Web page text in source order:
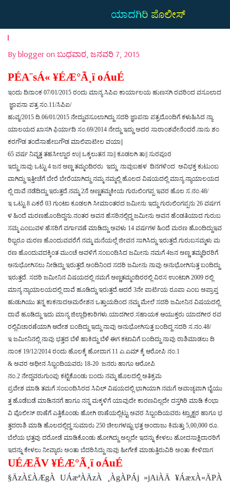
ಯಾದಗಿರಿ ಪೊಲೀಸ್
By blogger on ಬುಧವಾರ, ಜನವರಿ 7, 2015
PÉA¨sÁ« ¥ÉÆ°Ã¸ï oÁuÉ
ಇಂದು ದಿನಾಂಕ 07/01/2015 ರಂದು ಮಾನ್ಯ ಸಿಪಿಐ ಕಾರ್ಯಾಲಯ ಹುಣಸಗಿ ರವರಿಂದ ವಸೂಲಾದ
ಜ್ಞಾಪನಾ ಪತ್ರ ಸಂ .11/ಸಿಪಿಐ/
ಹುವೃ/2015 ದಿ .06/01/2015 ನೇದ್ದುವಸೂಲಾಗಿದ್ದು ಸದರಿ ಜ್ಞಾಪನಾ ಪತ್ರದೊಂದಿಗೆ ಕಳುಹಿಸಿದ ನ್ಯಾ
ಯಾಲಯದ ಖಾಸಗಿ ಫಿರ್ಯಾದಿ ಸಂ .69/2014 ನೇದ್ದು ಇದ್ದು ಅದರ ಸಾರಾಂಶವೇನೆಂದರೆ ನಾನು ಶಂ
ಕರಗೌಡ ತಂದೆಸಾಹೇಬಗೌಡ ಮಾಲಿಪಾಟೀಲ ವಯಾ||
65 ವರ್ಷ ನಿವೃತ್ತ ತಹಸೀಲ್ದಾರ ಉ|| ಒಕ್ಕಲುತನ ಸಾ|| ಕೂಡಲಗಿ ತಾ|| ಸುರಪೂರ
ಇದ್ದು ನಾವು ಒಟ್ಟು 4 ಜನ ಅಣ್ಣ ತಮ್ಮಂದಿರರು ಇದ್ದು ನಾವುಬಹಳ ದಿನಗಳಿಂದ ಅವಿಭಕ್ತ ಕುಟುಂಬ
ವಾಗಿದ್ದು ಇತ್ತೀಚೆಗೆ ಬೇರೆ ಬೇರೆಯಾಗಿದ್ದು ನಮ್ಮ ನಮ್ಮಲ್ಲಿ ಹೊಲದ ವಿಷಯದಲ್ಲಿ ಮಾನ್ಯ ನ್ಯಾಯಾಲಯದ
ಲ್ಲಿ ದಾವೆ ನಡೆದಿದ್ದು ಇರುತ್ತದೆ ನಮ್ಮ 2ನೆ ಅಣ್ಣತಮ್ಮಕೀಯ ಗುರುಲಿಂಗಪ್ಪ ಇವರ ಹೊಲ ಸ ನಂ .48/
ಇ ಒಟ್ಟು 8 ಎಕರೆ 03 ಗುಂಟಾ ಕೂಡಲಗಿ ಸೀಮಾಂತರದ ಜಮೀನು ಇದ್ದು ಗುರುಲಿಂಗಪ್ಪನು 26 ವರ್ಷಗ
ಳ ಹಿಂದೆ ಮರಣಹೊಂದಿದ್ದನು ನಂತರ ಅವನ ಹೆಸರಿನಲ್ಲಿದ್ದ ಜಮೀನು ಅವನ ಹೆಂಡತಿಯಾದ ಗುರುಬ
ಸಮ್ಮ ಎಂಬುವಳ ಹೆಸರಿಗೆ ವರ್ಗಾವಣೆ ಮಾಡಿದ್ದು ಅವಳು 14 ವರ್ಷಗಳ ಹಿಂದೆ ಮರಣ ಹೊಂದಿದ್ದುಇವ
ರಿಬ್ಬರೂ ಮರಣ ಹೊಂದುವವರೆಗೆ ನಮ್ಮ ಮನೆಯಲ್ಲೆ ಜೀವನ ಸಾಗಿಸಿದ್ದು ಇರುತ್ತದೆ ಗುರುಬಸಮ್ಮಳು ಮ
ರಣ ಹೊಂದುವದಕ್ಕಿಂತ ಮುಂಚೆ ಅವಳಿಗೆ ಸಂಬಂದಿಸಿದ ಜಮೀನು ನಮಗೆ 4ಜನ ಅಣ್ಣ ತಮ್ಮಧಿರರಿಗೆ
ಅನುಭೋಗಿಸಲು ನೀಡಿದ್ದು ಇರುತ್ತದೆ ಅಂದಿನಿಂದ ಸದರಿ ಜಮೀನು ನಾವು ಅನುಭೋಗಿಸುತ್ತ ಬಂದಿದ್ದು
ಇರುತ್ತದೆ ಸದರಿ ಜಮೀನಿನ ವಿಷಯದಲ್ಲಿ ನಮಗೆ ಅಣ್ಣತಮ್ಮಂದಿರರಲ್ಲಿ ವಿರಸ ಉಂಟಾಗಿ 2009 ರಲ್ಲಿ
ಮಾನ್ಯ ನ್ಯಾಯಾಲಯದಲ್ಲಿ ದಾವೆ ಹೂಡಿದ್ದು ಇರುತ್ತದೆ ಆದರೆ 3ನೇ ಪಾರ್ಟಿಯ ರೂಪಾ ಎಂಬ ಅಪ್ರಾಪ್ತ
ಹುಡುಗಿಯು ತನ್ನ ಕಾಕನಾದಅಮರೇಶನ ಒತ್ತಾಯದಿಂದ ನಮ್ಮ ಮೇಲೆ ಸದರಿ ಜಮೀನಿನ ವಿಷಯದಲ್ಲಿ
ದಾವೆ ಹೂಡಿದ್ದು ಇದು ಮಾನ್ಯ ಜಿಲ್ಲಾಧಿಕಾರಿಗಳು ಯಾದಗೀರ ಸಹಾಯಕ ಆಯುಕ್ತರು ಯಾದಗೀರ ರವ
ರಲ್ಲಿವಿಚಾರಣೆಯಾಗಿ ಆದೇಶ ಬಂದಿದ್ದು ಇದ್ದು ನಾವು ಅನುಭೋಗಿಸುತ್ತ ಬಂದಿದ್ದ ಸದರಿ ಸ ನಂ .48/
ಇ ಜಮೀನಿನಲ್ಲಿ ನಾವು ಭತ್ತದ ಬೆಳೆ ಹಾಕಿದ್ದು ಬೆಳೆ ಈಗ ಕಟಾವಿಗೆ ಬಂದಿದ್ದು ನಾವು ರಾಶಿಮಾಡಲು ದಿ
ನಾಂಕ 19/12/2014 ರಂದು ಹೊಲಕ್ಕೆ ಹೋದಾಗ 11 ಎ ಎಮ್ ಕ್ಕೆ ಆರೋಪಿ ನಂ .1
& ಅವರ ಅಧೀನ ಸಿಬ್ಬಂದಿಯವರು 18-20 ಜನರು ಹಾಗೂ ಆರೋಪಿ
ನಂ .2 ನೇದ್ದವರುಗುಂಪು ಕಟ್ಟಿಕೊಂಡು ಬಂದು ನಮ್ಮ ಹೊಲದಲ್ಲಿ ಅತಿಕ್ರಮ
ಪ್ರವೇಶ ಮಾಡಿ ತಮಗೆ ಸಂಬಂದಿಸಿರದ ಸಿವಿಲ್ ವಿಷಯದಲ್ಲಿ ಭಾಗಿಯಾಗಿ ನಮಗೆ ಅವಾಚ್ಯವಾಗಿ ಬೈಯು
ತ್ತ ಹೊಡೆಬಡೆ ಮಾಡಿನನಗೆ ಹಾಗೂ ನನ್ನ ಮಕ್ಕಳಿಗೆ ಯಾವುದೇ ಕಾರಣವಿಲ್ಲದೇ ದಸ್ತಗಿರಿ ಮಾಡಿ ಕೆಂಭಾ
ವಿ ಪೊಲೀಸ್ ಠಾಣೆಗೆ ಎತ್ತಿಕೊಂಡು ಹೋಗಿ ಠಾಣೆಯಲ್ಲಿಟ್ಟು ಅವರ ಸಿಬ್ಬಂದಿಯವರು ಟ್ರ್ಯಾಕ್ಟರ ಹಾಗೂ ಭ
ತ್ತದರಾಶಿ ಮಾಡಿ ಹೊಲದಲ್ಲಿದ್ದ ಸುಮಾರು 250 ಚೀಲಗಳಷ್ಟು ಭತ್ತ ಅಂದಾಜು ಕಿಮತ್ತು 5,00,000 ರೂ
ಬೆಲೆಯ ಭತ್ತವು ದರೋಡೆ ಮಾಡಿಕೊಂಡು ಹೋಗಿದ್ದು ಅಲ್ಲದೇ ಇದನ್ನು ಕೇಳಲು ಹೋದಸಾಕ್ಷಿದಾರರಿಗೆ
ಇದನ್ನು ಕೇಳಲು ನೀವ್ಯಾರು ಅಂತಾ ಬೆದರಿಸಿದ್ದು ನಾವು ಹೀಗೇಕೆ ಮಾಡುತ್ತಿರುವಿರಿ ಅಂತಾ ಕೇಳಿದಾಗ
UÉÆÃV ¥ÉÆ°Ã¸ï oÁuÉ
§ÄzÀ£ÀÆgÀ UÁæªÀÄzÀ ¸ÀgÀPÁj »jAiÀÄ ¥ÁæxÀ«ÄPÀ